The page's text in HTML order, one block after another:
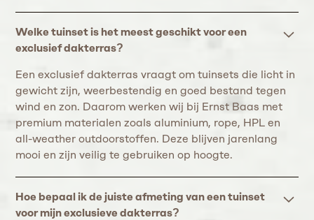
Welke tuinset is het meest geschikt voor een
exclusief dakterras?
Een exclusief dakterras vraagt om tuinsets die licht in
gewicht zijn, weerbestendig en goed bestand tegen
wind en zon. Daarom werken wij bij Ernst Baas met
premium materialen zoals aluminium, rope, HPL en
all-weather outdoorstoffen. Deze blijven jarenlang
mooi en zijn veilig te gebruiken op hoogte.
Hoe bepaal ik de juiste afmeting van een tuinset
voor mijn exclusieve dakterras?